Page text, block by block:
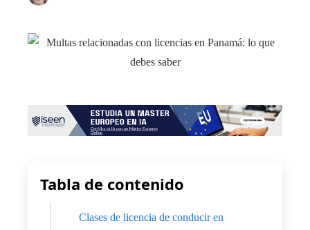
Tabla de contenido
Clases de licencia de conducir en